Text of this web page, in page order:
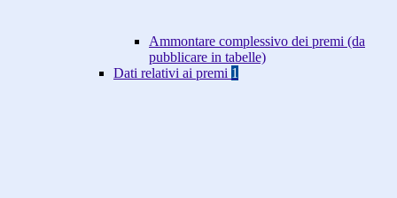
Ammontare complessivo dei premi (da
pubblicare in tabelle)
Dati relativi ai premi 1